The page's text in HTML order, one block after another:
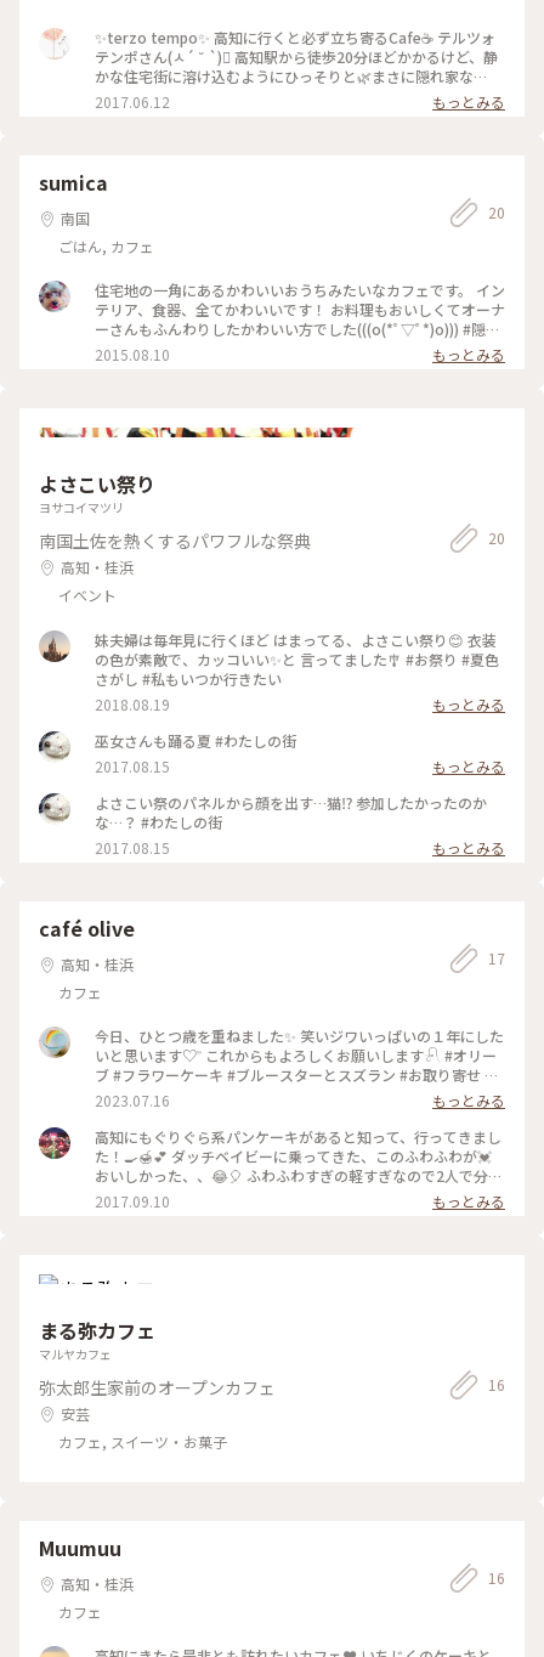
✨terzo tempo✨ 高知に行くと必ず立ち寄るCafe☕ テルツォ
テンポさん(ㅅ´ ˘ `)󾬚 高知駅から徒歩20分ほどかかるけど、静
かな住宅街に溶け込むようにひっそりと🌿まさに隠れ家な
Cafeです(❁´ლ`❁) 古い町家をリノベしてオシャンなCafeに☕
その内装がまた素敵過ぎて、一つ一つのメニューも美しくて美
が砕いて振りかけられてて、もう珈琲好きにはたまんない逸品
です(´,,>ω<,,`)💕 ビジュアルも可愛すぎて、もうそれだけで
いつまでも居たくなるような、幸せな時間が過ごせること間違
た食べたいなぁ💕 定休日は、火曜・水曜です。 #カフェ #カフ
ェ部 #古民家カフェ #かき氷 #コーヒー #高知 #テルツォテンポ
#terzotempo
2017.06.12 もっとみる
sumica
南国
ごはん, カフェ
20
住宅地の一角にあるかわいいおうちみたいなカフェです。 イン
テリア、食器、全てかわいいです！ お料理もおいしくてオーナ
ーさんもふんわりしたかわいい方でした(((o(*ﾟ▽ﾟ*)o))) #隠れ
家的 #カフェ #おうちカフェ
2015.08.10 もっとみる
よさこい祭り
ヨサコイマツリ
南国土佐を熱くするパワフルな祭典
高知・桂浜
イベント
20
妹夫婦は毎年見に行くほど はまってる、よさこい祭り😊 衣装
の色が素敵で、カッコいい✨と 言ってました🎐 #お祭り #夏色
さがし #私もいつか行きたい
2018.08.19
もっとみる
巫女さんも踊る夏 #わたしの街
2017.08.15
もっとみる
よさこい祭のパネルから顔を出す…猫⁉︎ 参加したかったのか
な…？ #わたしの街
2017.08.15
もっとみる
café olive
高知・桂浜
カフェ
17
今日、ひとつ歳を重ねました✨ 笑いジワいっぱいの１年にした
いと思います♡︎ʾʾ これからもよろしくお願いします𓍯 #オリー
ブ #フラワーケーキ #ブルースターとスズラン #お取り寄せ #
高知県 #私から私へ #虹の日 #誕生日 #私のことりっぷ旅
2023.07.16
もっとみる
高知にもぐりぐら系パンケーキがあると知って、行ってきまし
た！🍳🍯💕 ダッチベイビーに乗ってきた、このふわふわが💓
おいしかった、、😂🎈 ふわふわすぎの軽すぎなので2人で分け
たらほんの数分でなくなりました。笑 1人でもめっちゃお腹空
かせてきて他に何も頼まなければ3つはいけると思う。（個人
2017.09.10 もっとみる
まる弥カフェ
マルヤカフェ
弥太郎生家前のオープンカフェ
安芸
カフェ, スイーツ・お菓子
16
Muumuu
高知・桂浜
カフェ
16